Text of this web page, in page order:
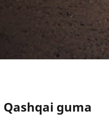
Qashqai guma